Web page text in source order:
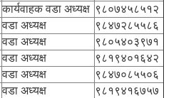
कार्यवाहक वडा अध्यक्ष ९८०७४५८५१२
वडा अध्यक्ष
९८४७२८५५८६
वडा अध्यक्ष
९८०५४०३९७१
वडा अध्यक्ष
९८१९४०१६४२
वडा अध्यक्ष
९८४७०८५५०६
वडा अध्यक्ष
९८१९४१६७५७